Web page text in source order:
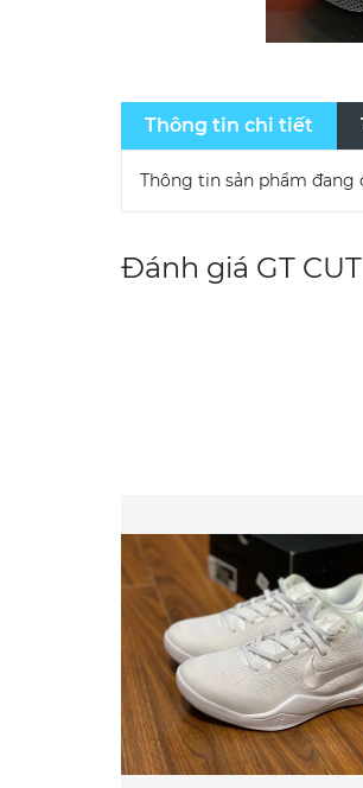
Thông tin chi tiết
Thông tin sản phẩm đang
Đánh giá GT